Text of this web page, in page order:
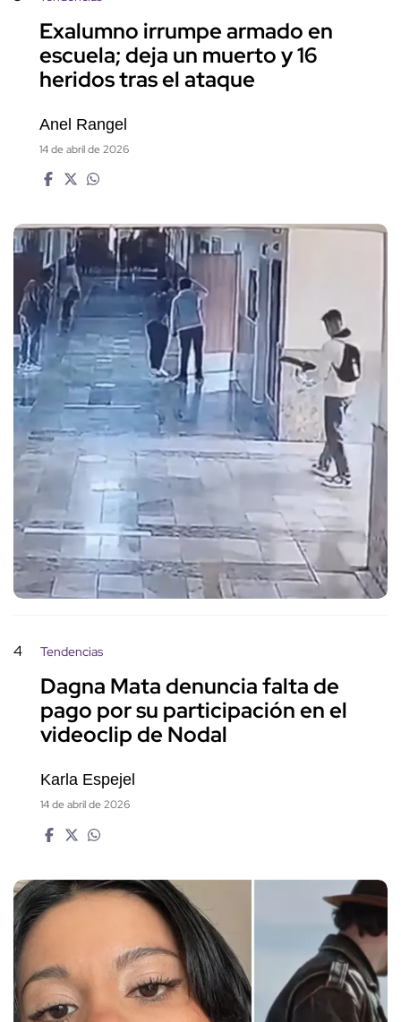
Exalumno irrumpe armado en
escuela; deja un muerto y 16
heridos tras el ataque
Anel Rangel
14 de abril de 2026
4 Tendencias
Dagna Mata denuncia falta de
pago por su participación en el
videoclip de Nodal
Karla Espejel
14 de abril de 2026